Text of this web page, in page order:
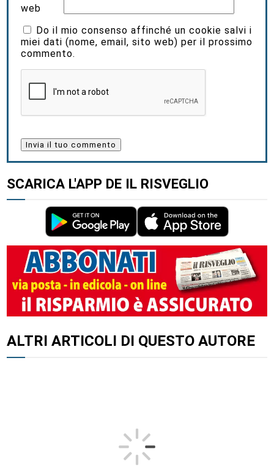
web
Do il mio consenso affinché un cookie salvi i
miei dati (nome, email, sito web) per il prossimo
commento.
SCARICA L'APP DE IL RISVEGLIO
ALTRI ARTICOLI DI QUESTO AUTORE